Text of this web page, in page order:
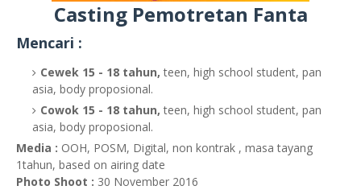
Casting Pemotretan Fanta
Mencari :
Cewek 15 - 18 tahun, teen, high school student, pan
asia, body proposional.
Cowok 15 - 18 tahun, teen, high school student, pan
asia, body proposional.
Media : OOH, POSM, Digital, non kontrak , masa tayang
1tahun, based on airing date
Photo Shoot : 30 November 2016